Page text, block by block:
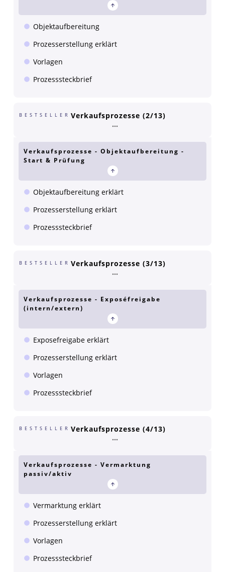
Objektaufbereitung
Prozesserstellung erklärt
Vorlagen
Prozesssteckbrief
BESTSELLER Verkaufsprozesse (2/13)
Verkaufsprozesse - Objektaufbereitung -
Start & Prüfung
Objektaufbereitung erklärt
Prozesserstellung erklärt
Prozesssteckbrief
BESTSELLER Verkaufsprozesse (3/13)
Verkaufsprozesse - Exposéfreigabe
(intern/extern)
Exposefreigabe erklärt
Prozesserstellung erklärt
Vorlagen
Prozesssteckbrief
BESTSELLER Verkaufsprozesse (4/13)
Verkaufsprozesse - Vermarktung
passiv/aktiv
Vermarktung erklärt
Prozesserstellung erklärt
Vorlagen
Prozesssteckbrief